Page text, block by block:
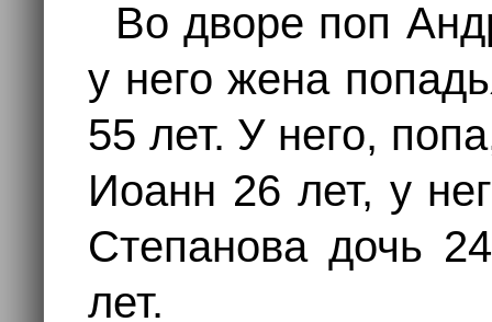
Во дворе поп
у него жена
55 лет. У него,
Иоанн 26 лет, у
Степанова дочь
лет.